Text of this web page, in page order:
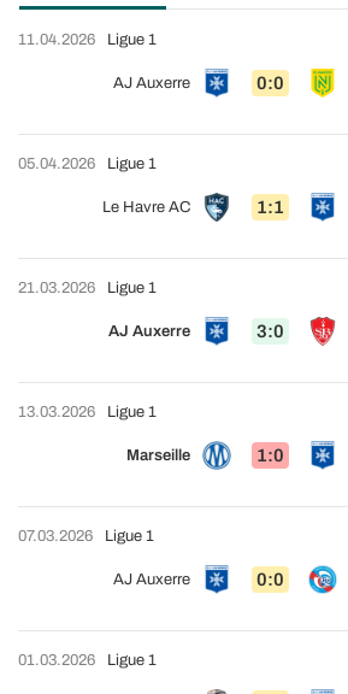
11.04.2026
AJ Auxerre 0:0
Ligue 1
05.04.2026
Le Havre AC 1:1
Ligue 1
21.03.2026
AJ Auxerre 3:0
Ligue 1
13.03.2026
Marseille 1:0
Ligue 1
07.03.2026
AJ Auxerre 0:0
Ligue 1
01.03.2026 Ligue 1